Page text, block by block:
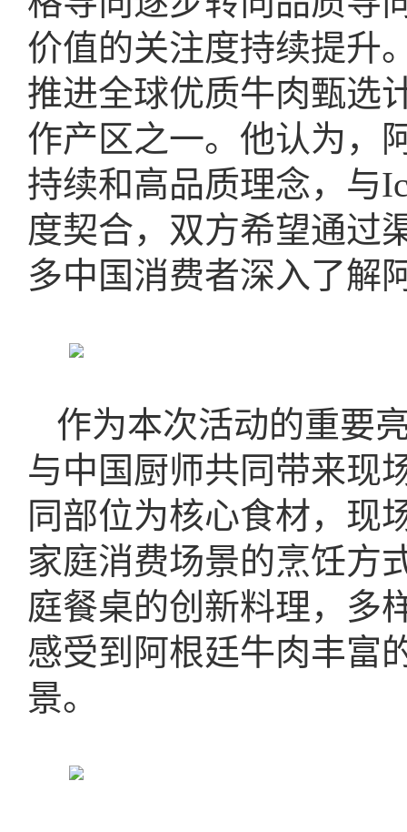
价值的关注度持续提升
推进全球优质牛肉甄选
作产区之一。他认为，
持续和高品质理念，与
度契合，双方希望通过
多中国消费者深入了解
作为本次活动的重要
与中国厨师共同带来现
同部位为核心食材，现
家庭消费场景的烹饪方
庭餐桌的创新料理，多
感受到阿根廷牛肉丰富
景。